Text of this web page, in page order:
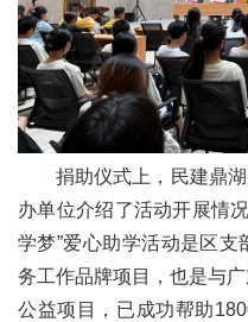
捐助仪式上，民建鼎
办单位介绍了活动开展情
学梦”爱心助学活动是区
务工作品牌项目，也是与
公益项目，已成功帮助